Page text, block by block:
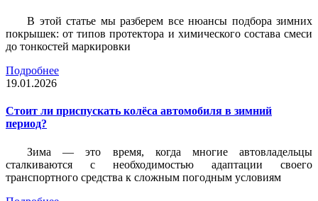
В этой статье мы разберем все нюансы подбора зимних
покрышек: от типов протектора и химического состава смеси
до тонкостей маркировки
Подробнее
19.01.2026
Стоит ли приспускать колёса автомобиля в зимний
период?
Зима — это время, когда многие автовладельцы
сталкиваются с необходимостью адаптации своего
транспортного средства к сложным погодным условиям